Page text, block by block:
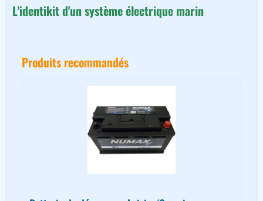
L'identikit d'un système électrique marin
Produits recommandés